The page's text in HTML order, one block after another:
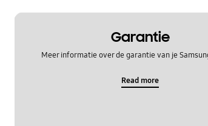
Garantie
Meer informatie over de garantie van je
Read more